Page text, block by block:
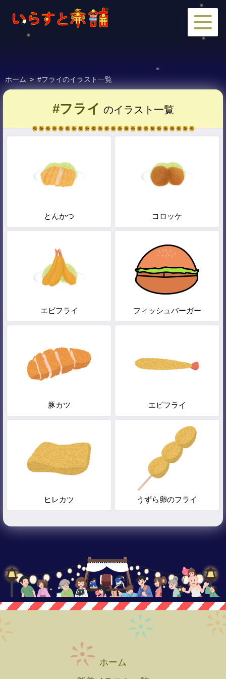
ホーム > #フライのイラスト一覧
#フライ のイラスト一覧
とんかつ コロッケ
エビフライ フィッシュバーガー
豚カツ エビフライ
ヒレカツ うずら卵のフライ
ホーム